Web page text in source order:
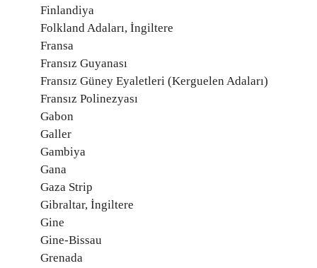
Finlandiya
Folkland Adaları, İngiltere
Fransa
Fransız Guyanası
Fransız Güney Eyaletleri (Kerguelen Adaları)
Fransız Polinezyası
Gabon
Galler
Gambiya
Gana
Gaza Strip
Gibraltar, İngiltere
Gine
Gine-Bissau
Grenada